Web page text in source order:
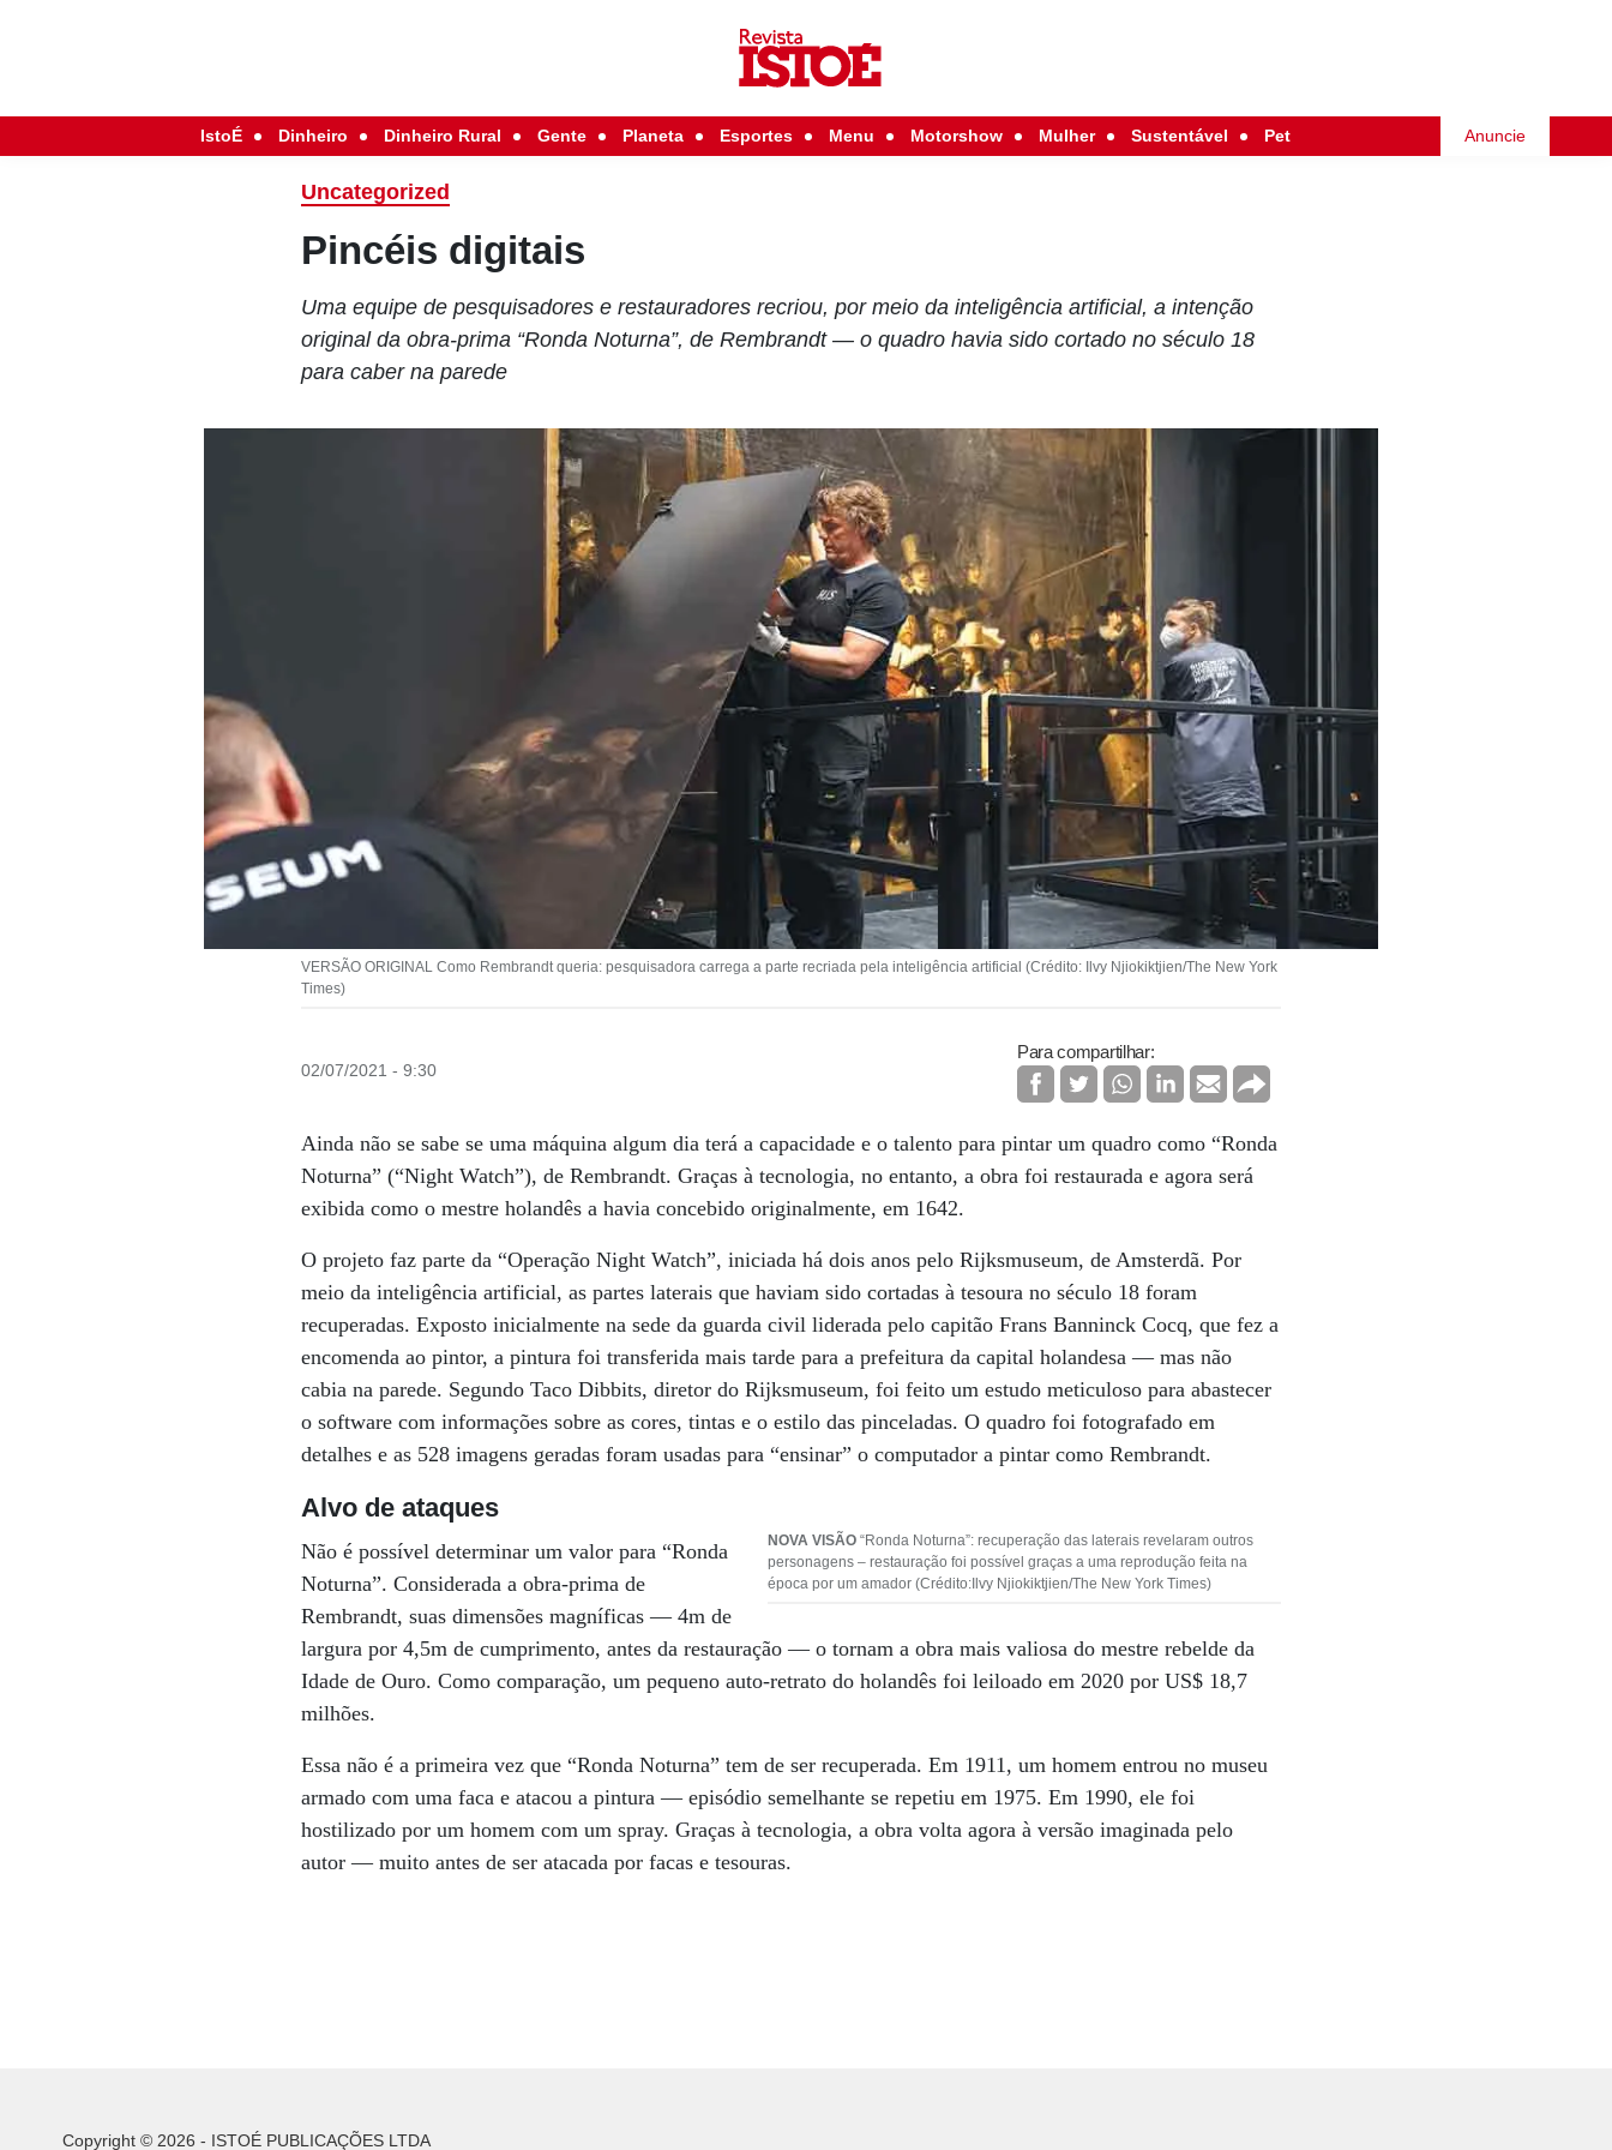
IstoÉ Dinheiro Dinheiro Rural Gente Planeta Esportes Menu Motorshow Mulher Sustentável Pet Anuncie
Uncategorized
Pincéis digitais
Uma equipe de pesquisadores e restauradores recriou, por meio da inteligência artificial, a intenção
original da obra-prima “Ronda Noturna”, de Rembrandt — o quadro havia sido cortado no século 18
para caber na parede
VERSÃO ORIGINAL Como Rembrandt queria: pesquisadora carrega a parte recriada pela inteligência artificial (Crédito: Ilvy Njiokiktjien/The New York
Times)
02/07/2021 - 9:30
Para compartilhar:
Ainda não se sabe se uma máquina algum dia terá a capacidade e o talento para pintar um quadro como “Ronda
Noturna” (“Night Watch”), de Rembrandt. Graças à tecnologia, no entanto, a obra foi restaurada e agora será
exibida como o mestre holandês a havia concebido originalmente, em 1642.
O projeto faz parte da “Operação Night Watch”, iniciada há dois anos pelo Rijksmuseum, de Amsterdã. Por
meio da inteligência artificial, as partes laterais que haviam sido cortadas à tesoura no século 18 foram
recuperadas. Exposto inicialmente na sede da guarda civil liderada pelo capitão Frans Banninck Cocq, que fez a
encomenda ao pintor, a pintura foi transferida mais tarde para a prefeitura da capital holandesa — mas não
cabia na parede. Segundo Taco Dibbits, diretor do Rijksmuseum, foi feito um estudo meticuloso para abastecer
o software com informações sobre as cores, tintas e o estilo das pinceladas. O quadro foi fotografado em
detalhes e as 528 imagens geradas foram usadas para “ensinar” o computador a pintar como Rembrandt.
NOVA VISÃO“Ronda Noturna”: recuperação das laterais revelaram outros
personagens – restauração foi possível graças a uma reprodução feita na
época por um amador (Crédito:Ilvy Njiokiktjien/The New York Times)
Alvo de ataques
Não é possível determinar um valor para “Ronda
Noturna”. Considerada a obra-prima de
Rembrandt, suas dimensões magníficas — 4m de
largura por 4,5m de cumprimento, antes da restauração — o tornam a obra mais valiosa do mestre rebelde da
Idade de Ouro. Como comparação, um pequeno auto-retrato do holandês foi leiloado em 2020 por US$ 18,7
milhões.
Essa não é a primeira vez que “Ronda Noturna” tem de ser recuperada. Em 1911, um homem entrou no museu
armado com uma faca e atacou a pintura — episódio semelhante se repetiu em 1975. Em 1990, ele foi
hostilizado por um homem com um spray. Graças à tecnologia, a obra volta agora à versão imaginada pelo
autor — muito antes de ser atacada por facas e tesouras.
Copyright © 2026 - ISTOÉ PUBLICAÇÕES LTDA